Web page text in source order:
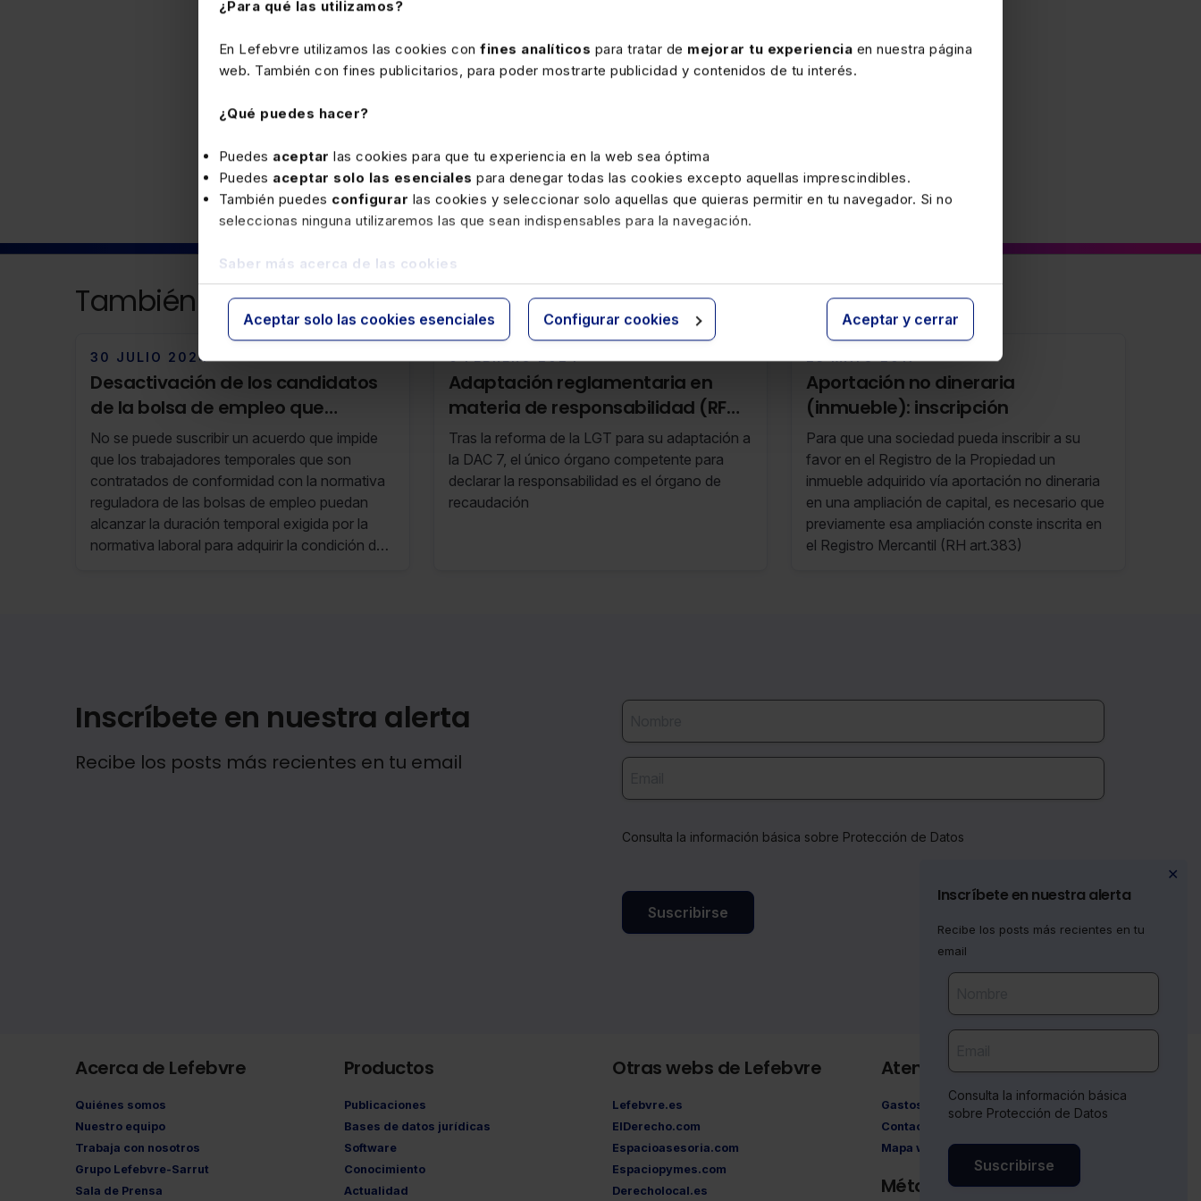
¿Para qué las utilizamos?
En Lefebvre utilizamos las cookies con fines analíticos para tratar de mejorar tu experiencia en nuestra página
web. También con fines publicitarios, para poder mostrarte publicidad y contenidos de tu interés.
¿Qué puedes hacer?
Puedes aceptar las cookies para que tu experiencia en la web sea óptima
Puedes aceptar solo las esenciales para denegar todas las cookies excepto aquellas imprescindibles.
También puedes configurar las cookies y seleccionar solo aquellas que quieras permitir en tu navegador. Si no
seleccionas ninguna utilizaremos las que sean indispensables para la navegación.
Saber más acerca de las cookies
Aceptar solo las cookies esenciales Configurar cookies Aceptar y cerrar
También puede interesarte
30 JULIO 2024
Desactivación de los candidatos
de la bolsa de empleo que
superen el límite de la
contratación temporal (RS 30/24
23 de Julio de 2024 al 29 de Julio
de 2024)
No se puede suscribir un acuerdo que impide
que los trabajadores temporales que son
contratados de conformidad con la normativa
reguladora de las bolsas de empleo puedan
alcanzar la duración temporal exigida por la
normativa laboral para adquirir la condición de
6 FEBRERO 2024
Adaptación reglamentaria en
materia de responsabilidad (RF
05/24 30 de Enero de 2024 al 05
de Febrero de 2024)
Tras la reforma de la LGT para su adaptación a
la DAC 7, el único órgano competente para
declarar la responsabilidad es el órgano de
recaudación
23 MAYO 2017
Aportación no dineraria
(inmueble): inscripción
Para que una sociedad pueda inscribir a su
favor en el Registro de la Propiedad un
inmueble adquirido vía aportación no dineraria
en una ampliación de capital, es necesario que
previamente esa ampliación conste inscrita en
el Registro Mercantil (RH art.383)
Inscríbete en nuestra alerta
Recibe los posts más recientes en tu email
Consulta la información básica sobre Protección de Datos
Suscribirse
✕
Inscríbete en nuestra alerta
Recibe los posts más recientes en tu
email
Consulta la información básica
sobre Protección de Datos
Suscribirse
Acerca de Lefebvre
Quiénes somos
Nuestro equipo
Trabaja con nosotros
Grupo Lefebvre-Sarrut
Sala de Prensa
Productos
Publicaciones
Bases de datos jurídicas
Software
Conocimiento
Actualidad
Otras webs de Lefebvre
Lefebvre.es
ElDerecho.com
Espacioasesoria.com
Espaciopymes.com
Derecholocal.es
Atención al cliente
Gastos de envío
Contacto
Mapa web
Métodos de pago